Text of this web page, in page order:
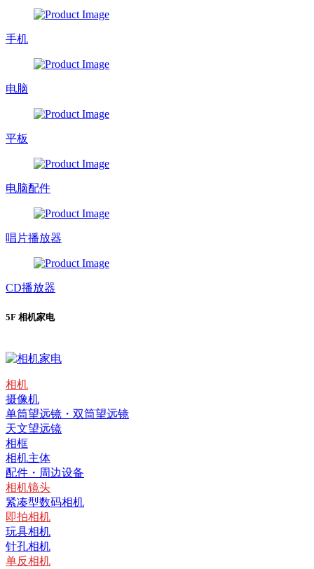
手机
电脑
平板
电脑配件
唱片播放器
CD播放器
5F 相机家电
相机
摄像机
单筒望远镜・双筒望远镜
天文望远镜
相框
相机主体
配件・周边设备
相机镜头
紧凑型数码相机
即拍相机
玩具相机
针孔相机
单反相机